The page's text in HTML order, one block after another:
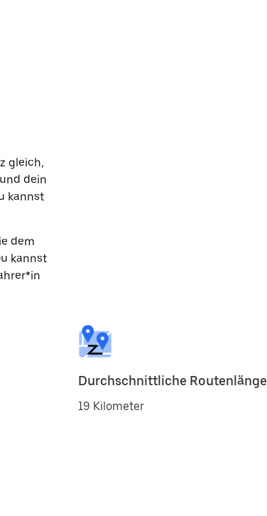
gleich,
dein
kannst
dem
kannst
Durchschnittliche Routenlänge
19 Kilometer